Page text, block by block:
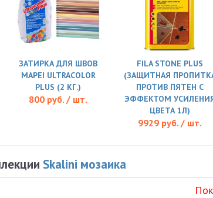
ЗАТИРКА ДЛЯ ШВОВ
MAPEI ULTRACOLOR
PLUS (2 КГ.)
800 руб. / шт.
FILA STONE PLUS
(ЗАЩИТНАЯ
ПРОТИВ ПЯТЕН С
ЭФФЕКТОМ
ЦВЕТА 1Л)
9929 руб. / шт.
Skalini мозаика